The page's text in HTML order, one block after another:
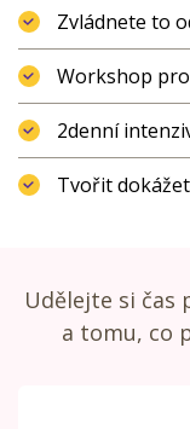
Zvládnete to
Workshop
2denní
Tvořit
Udělejte si čas
a tomu, co